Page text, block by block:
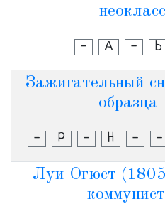
- А - Ь
Зажигательный
образца
- Р - Н - -
Луи Огюст